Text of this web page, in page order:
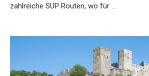
zahlreiche SUP Routen, wo für …